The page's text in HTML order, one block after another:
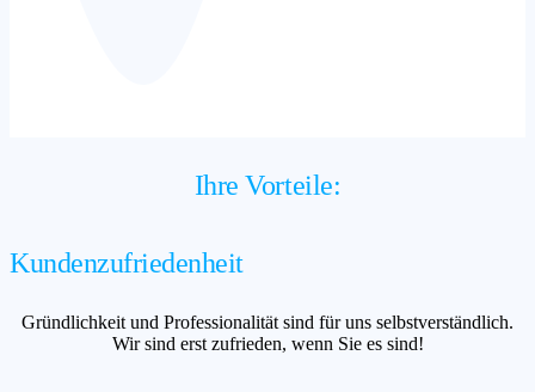
Ihre Vorteile:
Kundenzufriedenheit
Gründlichkeit und Professionalität sind für uns selbstverständlich.
Wir sind erst zufrieden, wenn Sie es sind!